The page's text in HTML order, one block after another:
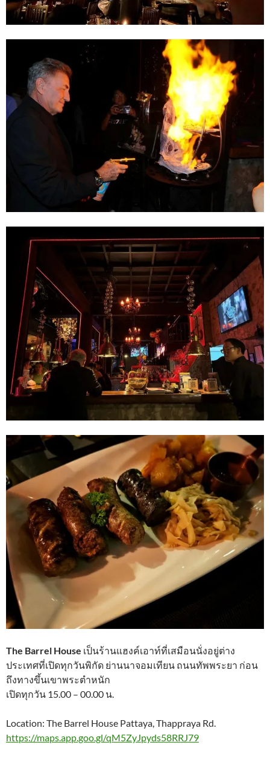
The Barrel House เป็นร้านแฮงค์เอาท์ที่เสมือนนั่งอยู่ต่าง
ประเทศที่เปิดทุกวันพิกัด ย่านนาจอมเทียน ถนนทัพพระยา ก่อน
ถึงทางขึ้นเขาพระตำหนัก
เปิดทุกวัน 15.00 – 00.00 น.
Location: The Barrel House Pattaya, Thappraya Rd.
https://maps.app.goo.gl/qM5ZyJpyds58RRJ79